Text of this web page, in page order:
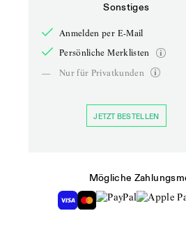
Sonstiges
Anmelden per E-Mail
Persönliche Merklisten
—
Nur für Privatkunden
JETZT BESTELLEN
Mögliche